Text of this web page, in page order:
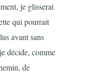
je glisserai
qui pourrait
avant sans
décide, comme
de